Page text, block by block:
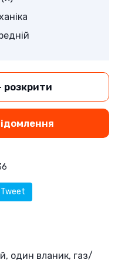
*** *** - розкрити
Tweet
один вланик, газ/